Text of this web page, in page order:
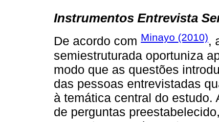
Instrumentos Entrevista
De acordo com Minayo (2010),
semiestruturada oportuniza
modo que as questões
das pessoas entrevistadas
à temática central do estudo.
de perguntas